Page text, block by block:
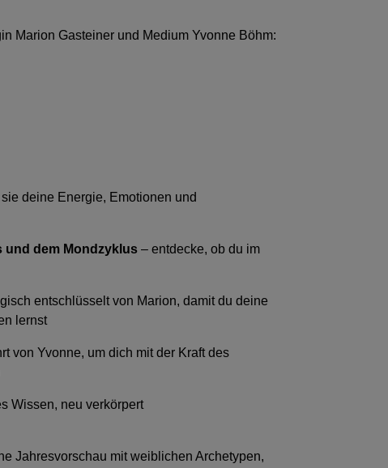
Marion Gasteiner und Medium Yvonne Böhm:
deine Energie, Emotionen und
und dem Mondzyklus – entdecke, ob du im
entschlüsselt von Marion, damit du deine
lernst
von Yvonne, um dich mit der Kraft des
Wissen, neu verkörpert
Jahresvorschau mit weiblichen Archetypen,